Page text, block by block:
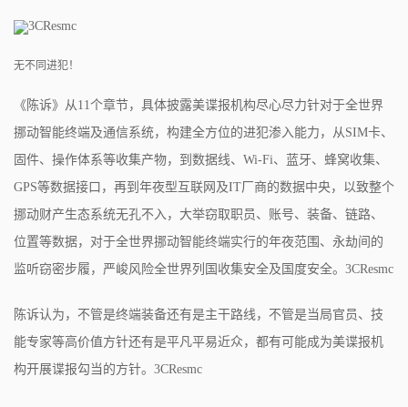
3CResmc
无不同进犯！
《陈诉》从11个章节，具体披露美谍报机构尽心尽力针对于全世界
挪动智能终端及通信系统，构建全方位的进犯渗入能力，从SIM卡、
固件、操作体系等收集产物，到数据线、Wi-Fi、蓝牙、蜂窝收集、
GPS等数据接口，再到年夜型互联网及IT厂商的数据中央，以致整个
挪动财产生态系统无孔不入，大举窃取职员、账号、装备、链路、
位置等数据，对于全世界挪动智能终端实行的年夜范围、永劫间的
监听窃密步履，严峻风险全世界列国收集安全及国度安全。3CResmc
陈诉认为，不管是终端装备还有是主干路线，不管是当局官员、技
能专家等高价值方针还有是平凡平易近众，都有可能成为美谍报机
构开展谍报勾当的方针。3CResmc